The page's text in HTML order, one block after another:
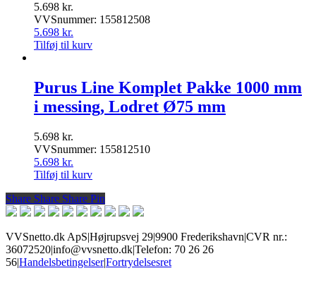
5.698 kr.
VVSnummer: 155812508
5.698 kr.
Tilføj til kurv
Purus Line Komplet Pakke 1000 mm
i messing, Lodret Ø75 mm
5.698 kr.
VVSnummer: 155812510
5.698 kr.
Tilføj til kurv
Share
Share Share Share Pin
VVSnetto.dk ApS|Højrupsvej 29|9900 Frederikshavn|CVR nr.:
36072520|info@vvsnetto.dk|Telefon: 70 26 26
56|Handelsbetingelser|Fortrydelsesret